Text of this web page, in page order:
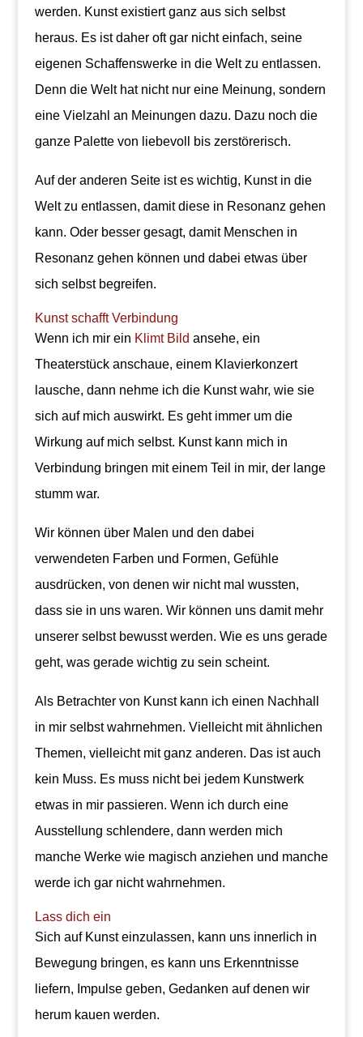
werden. Kunst existiert ganz aus sich selbst
heraus. Es ist daher oft gar nicht einfach, seine
eigenen Schaffenswerke in die Welt zu entlassen.
Denn die Welt hat nicht nur eine Meinung, sondern
eine Vielzahl an Meinungen dazu. Dazu noch die
ganze Palette von liebevoll bis zerstörerisch.
Auf der anderen Seite ist es wichtig, Kunst in die
Welt zu entlassen, damit diese in Resonanz gehen
kann. Oder besser gesagt, damit Menschen in
Resonanz gehen können und dabei etwas über
sich selbst begreifen.
Kunst schafft Verbindung
Wenn ich mir ein Klimt Bild ansehe, ein
Theaterstück anschaue, einem Klavierkonzert
lausche, dann nehme ich die Kunst wahr, wie sie
sich auf mich auswirkt. Es geht immer um die
Wirkung auf mich selbst. Kunst kann mich in
Verbindung bringen mit einem Teil in mir, der lange
stumm war.
Wir können über Malen und den dabei
verwendeten Farben und Formen, Gefühle
ausdrücken, von denen wir nicht mal wussten,
dass sie in uns waren. Wir können uns damit mehr
unserer selbst bewusst werden. Wie es uns gerade
geht, was gerade wichtig zu sein scheint.
Als Betrachter von Kunst kann ich einen Nachhall
in mir selbst wahrnehmen. Vielleicht mit ähnlichen
Themen, vielleicht mit ganz anderen. Das ist auch
kein Muss. Es muss nicht bei jedem Kunstwerk
etwas in mir passieren. Wenn ich durch eine
Ausstellung schlendere, dann werden mich
manche Werke wie magisch anziehen und manche
werde ich gar nicht wahrnehmen.
Lass dich ein
Sich auf Kunst einzulassen, kann uns innerlich in
Bewegung bringen, es kann uns Erkenntnisse
liefern, Impulse geben, Gedanken auf denen wir
herum kauen werden.